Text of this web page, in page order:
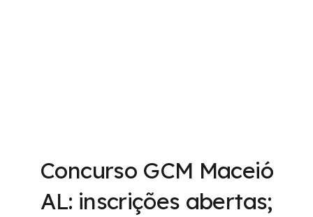
Concurso GCM Maceió
AL: inscrições abertas;